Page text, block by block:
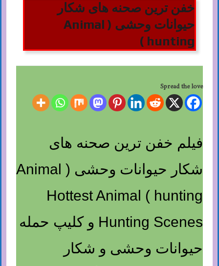
خفن ترین صحنه های شکار
حیوانات وحشی ( Animal
hunting )
Spread the love
فیلم خفن ترین صحنه های
شکار حیوانات وحشی ( Animal
hunting ) Hottest Animal
Hunting Scenes و کلیپ حمله
حیوانات وحشی و شکار